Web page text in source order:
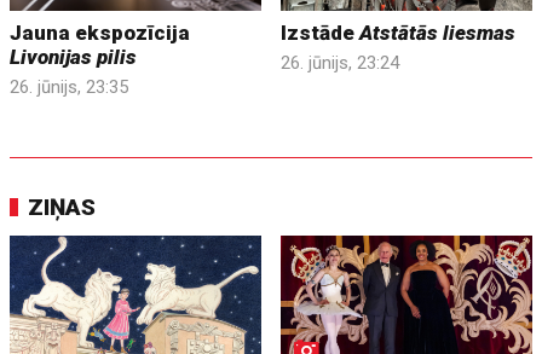
Jauna ekspozīcija
Livonijas pilis
26. jūnijs, 23:35
IzstādeAtstātās liesmas
26. jūnijs, 23:24
ZIŅAS